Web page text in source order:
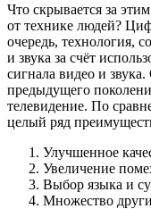
Что скрывается за
от технике людей?
очередь, технология,
и звука за счёт
сигнала видео и
предыдущего
телевидение. По
целый ряд
Улучшенное
Увеличение
Выбор языка и
Множество